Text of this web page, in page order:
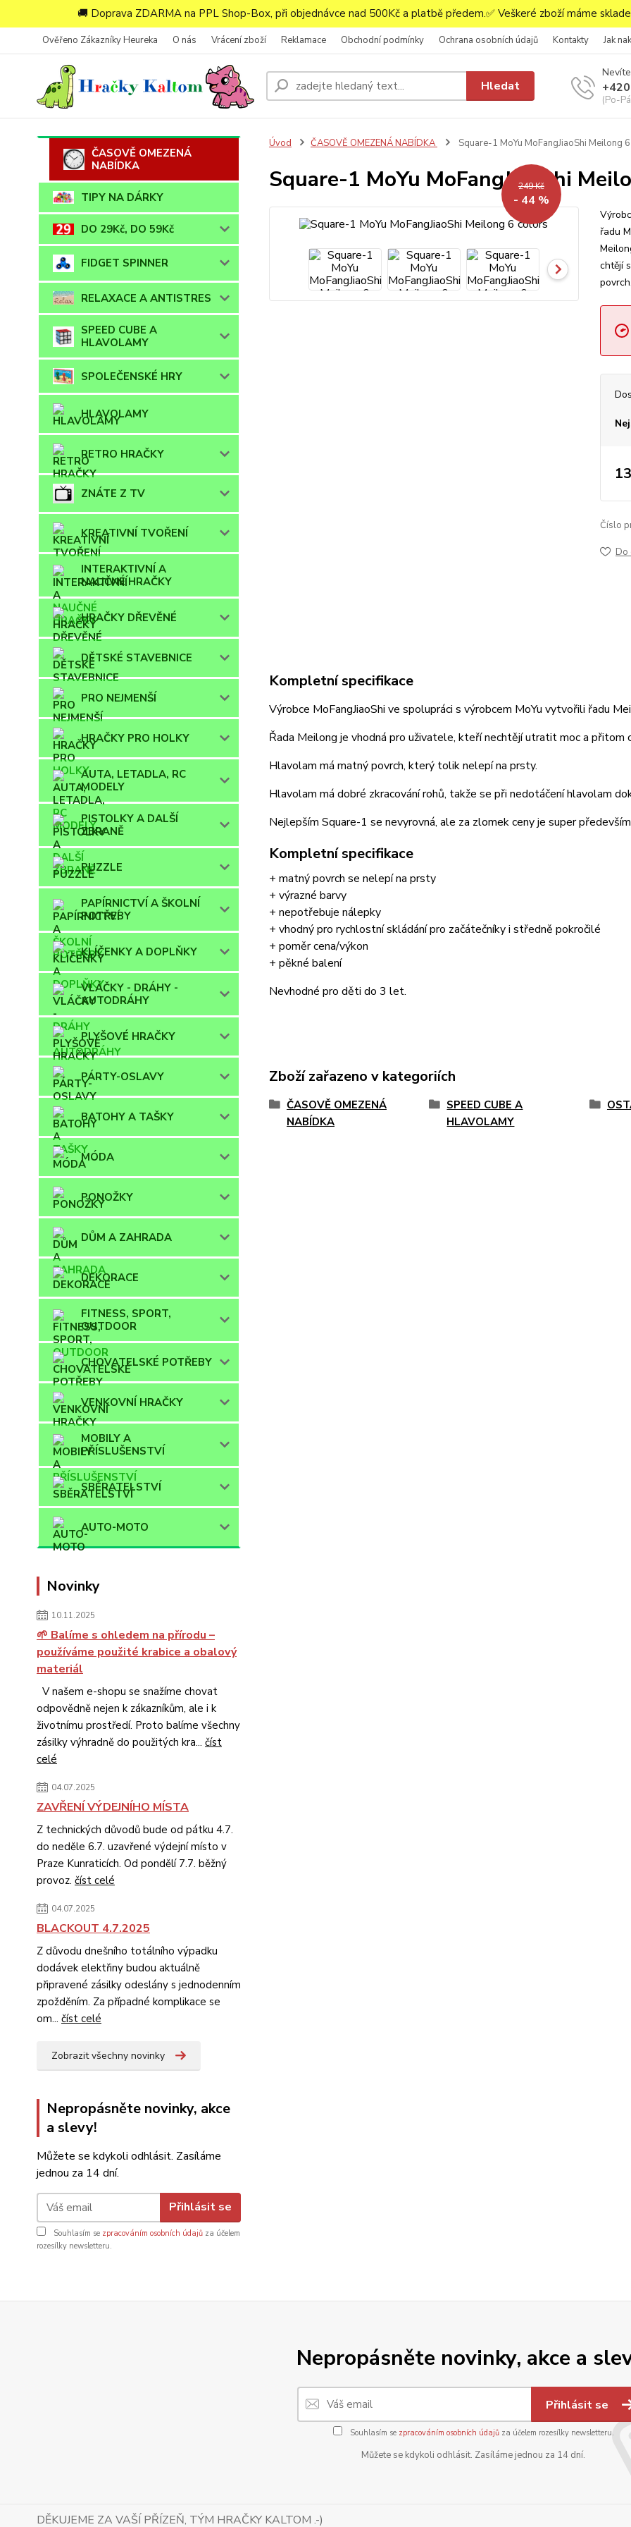
🚚 Doprava ZDARMA na PPL Shop-Box, při objednávce nad 500Kč a platbě předem.✅ Veškeré zboží máme
Ověřeno Zákazníky Heureka O nás Vrácení zboží Reklamace Obchodní podmínky Ochrana osobních údajů Kontakty Jak
Hledat
(Po-
ČASOVĚ OMEZENÁ
NABÍDKA
TIPY NA DÁRKY
DO 29Kč, DO 59Kč
FIDGET SPINNER
RELAXACE A ANTISTRES
SPEED CUBE A
HLAVOLAMY
SPOLEČENSKÉ HRY
HLAVOLAMY
RETRO HRAČKY
ZNÁTE Z TV
KREATIVNÍ TVOŘENÍ
INTERAKTIVNÍ A
NAUČNÉ HRAČKY
HRAČKY DŘEVĚNÉ
DĚTSKÉ STAVEBNICE
PRO NEJMENŠÍ
HRAČKY PRO HOLKY
AUTA, LETADLA, RC
MODELY
PISTOLKY A DALŠÍ
ZBRANĚ
PUZZLE
PAPÍRNICTVÍ A ŠKOLNÍ
POTŘEBY
KLÍČENKY A DOPLŇKY
VLÁČKY - DRÁHY -
AUTODRÁHY
PLYŠOVÉ HRAČKY
PÁRTY-OSLAVY
BATOHY A TAŠKY
MÓDA
PONOŽKY
DŮM A ZAHRADA
DEKORACE
FITNESS, SPORT,
OUTDOOR
CHOVATELSKÉ POTŘEBY
VENKOVNÍ HRAČKY
MOBILY A
PŘÍSLUŠENSTVÍ
SBĚRATELSTVÍ
AUTO-MOTO
Novinky
10.11.2025
🌱 Balíme s ohledem na přírodu –
používáme použité krabice a obalový
materiál
V našem e-shopu se snažíme chovat
odpovědně nejen k zákazníkům, ale i k
životnímu prostředí. Proto balíme všechny
zásilky výhradně do použitých kra... číst
celé
04.07.2025
ZAVŘENÍ VÝDEJNÍHO MÍSTA
Z technických důvodů bude od pátku 4.7.
do neděle 6.7. uzavřené výdejní místo v
Praze Kunraticích. Od pondělí 7.7. běžný
provoz. číst celé
04.07.2025
BLACKOUT 4.7.2025
Z důvodu dnešního totálního výpadku
dodávek elektřiny budou aktuálně
připravené zásilky odeslány s jednodenním
zpožděním. Za případné komplikace se
om... číst celé
Zobrazit všechny novinky
Nepropásněte novinky, akce
a slevy!
Můžete se kdykoli odhlásit. Zasíláme
jednou za 14 dní.
Přihlásit se
Souhlasím se zpracováním osobních údajů za účelem
rozesílky newsletteru.
Úvod ČASOVĚ OMEZENÁ NABÍDKA Square-1 MoYu MoFangJiaoShi Meilong
Square-1 MoYu MoFangJiaoShi
249 Kč
- 44 %
řadu
chtějí
Číslo
Do
Kompletní specifikace
Výrobce MoFangJiaoShi ve spolupráci s výrobcem MoYu vytvořili řadu
Řada Meilong je vhodná pro uživatele, kteří nechtějí utratit moc a přitom
Hlavolam má matný povrch, který tolik nelepí na prsty.
Hlavolam má dobré zkracování rohů, takže se při nedotáčení hlavolam
Nejlepším Square-1 se nevyrovná, ale za zlomek ceny je super
Kompletní specifikace
+ matný povrch se nelepí na prsty
+ výrazné barvy
+ nepotřebuje nálepky
+ vhodný pro rychlostní skládání pro začátečníky i středně pokročilé
+ poměr cena/výkon
+ pěkné balení
Nevhodné pro děti do 3 let.
Zboží zařazeno v kategoriích
ČASOVĚ OMEZENÁ
NABÍDKA
SPEED CUBE A
HLAVOLAMY
Nepropásněte novinky, akce a
Přihlásit se
Souhlasím se zpracováním osobních údajůza účelem rozesílky newsletteru.
Můžete se kdykoli odhlásit. Zasíláme jednou za 14 dní.
DĚKUJEME ZA VAŠÍ PŘÍZEŇ, TÝM HRAČKY KALTOM .-)